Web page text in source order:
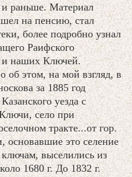
и раньше. Материал
на пенсию, стал
более подробно узнал
Раифского
и наших Ключей.
об этом, на мой взгляд, в
за 1885 год
уезда с
село при
тракте...от гор.
основавшие это селение
выселились из
1680 г. До 1832 г.